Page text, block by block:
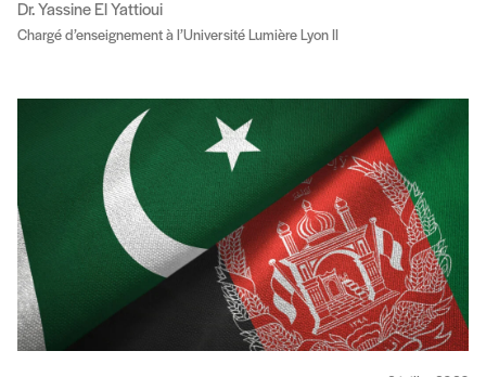
Dr. Yassine El Yattioui
Chargé d’enseignement à l’Université Lumière Lyon II